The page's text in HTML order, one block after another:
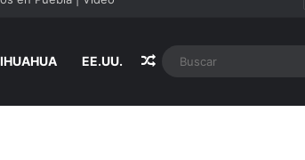
EE.UU. Random Article